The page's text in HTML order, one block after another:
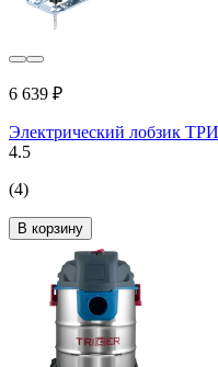
6 639 ₽
Электрический лобзик
4.5
(4)
В корзину